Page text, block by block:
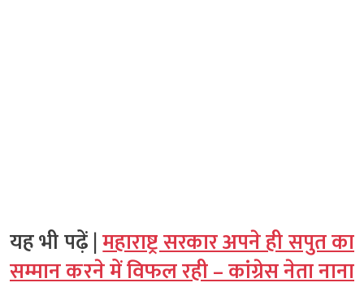
यह भी पढ़ें |महाराष्ट्र सरकार अपने ही सपुत का
सम्मान करने में विफल रही – कांग्रेस नेता नाना